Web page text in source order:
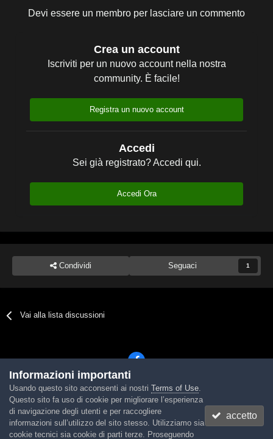
Devi essere un membro per lasciare un commento
Crea un account
Iscriviti per un nuovo account nella nostra
community. È facile!
Registra un nuovo account
Accedi
Sei già registrato? Accedi qui.
Accedi Ora
Condividi Seguaci 1
Vai alla lista discussioni
Lingua Tema Contattaci Cookies
Powered by Invision Community
Informazioni importanti
Usando questo sito acconsenti ai nostri Terms of Use.
Questo sito fa uso di cookie per migliorare l’esperienza
di navigazione degli utenti e per raccogliere
informazioni sull’utilizzo del sito stesso. Utilizziamo sia
cookie tecnici sia cookie di parti terze. Proseguendo
accetto